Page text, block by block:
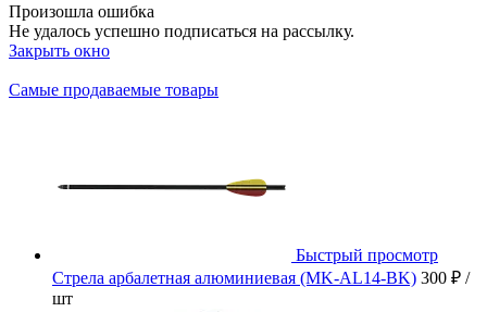
Произошла ошибка
Не удалось успешно подписаться на рассылку.
Закрыть окно
Самые продаваемые товары
Быстрый просмотр
Стрела арбалетная алюминиевая (MK-AL14-BK) 300 ₽ /
шт